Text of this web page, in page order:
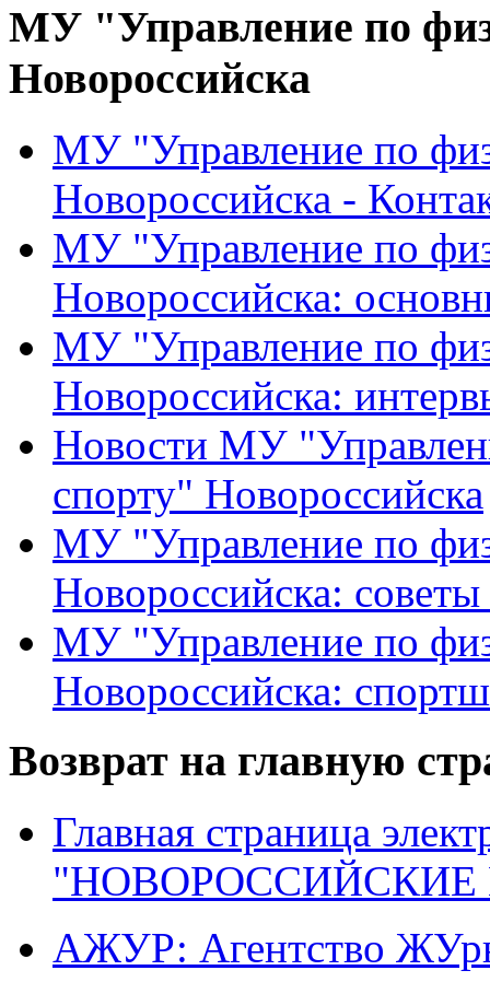
МУ "Управление по
Новороссийска
МУ "Управление по
Новороссийска -
МУ "Управление по
Новороссийска:
МУ "Управление по
Новороссийска:
Новости МУ
спорту" Новороссийска
МУ "Управление по
Новороссийска:
МУ "Управление по
Новороссийска:
Возврат на главную
Главная страница
"НОВОРОССИЙСКИЕ
АЖУР: Агентство